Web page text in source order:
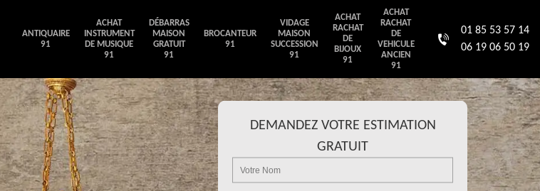
ANTIQUAIRE
91
ACHAT
INSTRUMENT
DE MUSIQUE
91
DÉBARRAS
MAISON
GRATUIT
91
BROCANTEUR
91
VIDAGE
MAISON
SUCCESSION
91
ACHAT
RACHAT
DE
BIJOUX
91
ACHAT
RACHAT
DE
VEHICULE
ANCIEN
91
01 85 53 57 14
06 19 06 50 19
DEMANDEZ VOTRE ESTIMATION
GRATUIT